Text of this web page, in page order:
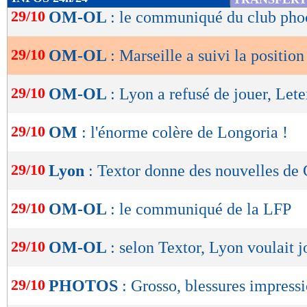
de
OK
29/10 OM-OL : le communiqué du club
29/10 OM-OL : Marseille a suivi la
29/10 OM-OL : Lyon a refusé de jouer,
29/10 OM : l'énorme colère de Longoria !
29/10 Lyon : Textor donne des nouvelles de
29/10 OM-OL : le communiqué de la LFP
29/10 OM-OL : selon Textor, Lyon voulait
29/10 PHOTOS : Grosso, blessures